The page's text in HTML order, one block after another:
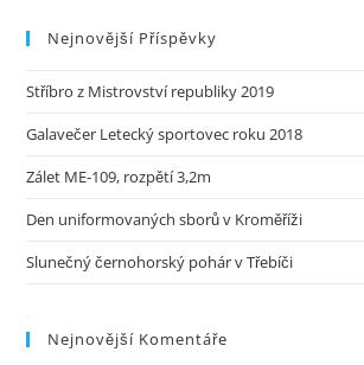
Nejnovější Příspěvky
Stříbro z Mistrovství republiky 2019
Galavečer Letecký sportovec roku 2018
Zálet ME-109, rozpětí 3,2m
Den uniformovaných sborů v Kroměříži
Slunečný černohorský pohár v Třebíči
Nejnovější Komentáře